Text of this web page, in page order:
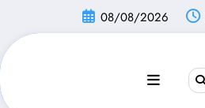
conteúdo
08/08/2026